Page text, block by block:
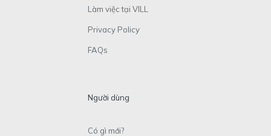
Làm việc tại VILL
Privacy Policy
FAQs
Người dùng
Có gì mới?